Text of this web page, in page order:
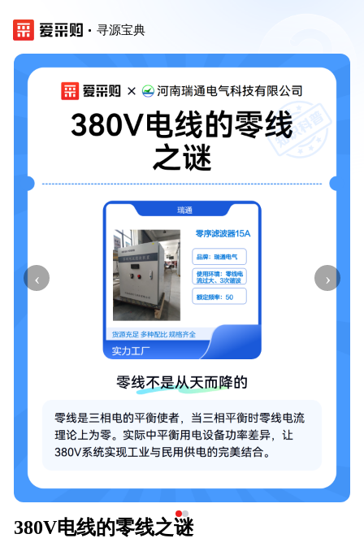
寻源宝典
‹ ›
380V电线的零线之谜